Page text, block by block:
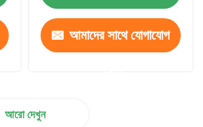
আমাদের সাথে যোগাযোগ
আরো দেখুন